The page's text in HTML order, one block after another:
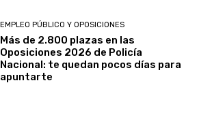
EMPLEO PÚBLICO Y OPOSICIONES
Más de 2.800 plazas en las
Oposiciones 2026 de Policía
Nacional: te quedan pocos días para
apuntarte